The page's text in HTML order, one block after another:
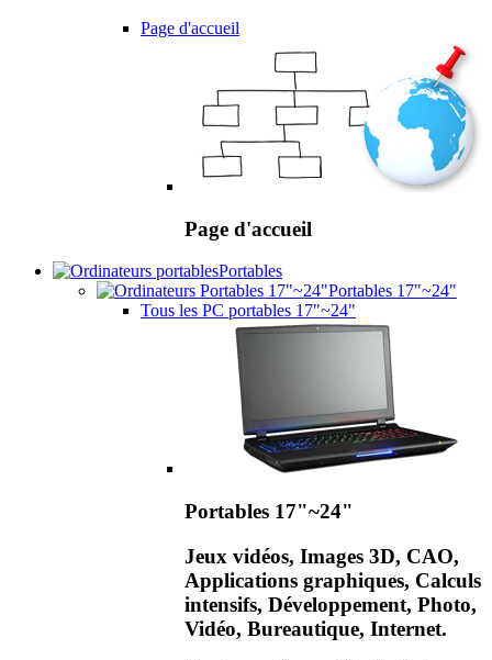
Page d'accueil
Page d'accueil
Portables
Portables 17"~24"
Tous les PC portables 17"~24"
Portables 17"~24"
Jeux vidéos, Images 3D, CAO,
Applications graphiques, Calculs
intensifs, Développement, Photo,
Vidéo, Bureautique, Internet.